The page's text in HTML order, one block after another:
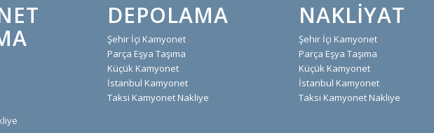
DEPOLAMA
Şehir İçi Kamyonet
Parça Eşya Taşıma
Küçük Kamyonet
İstanbul Kamyonet
Taksi Kamyonet Nakliye
NAKLIYAT
Şehir İçi Kamyonet
Parça Eşya Taşıma
Küçük Kamyonet
İstanbul Kamyonet
Taksi Kamyonet Nakliye